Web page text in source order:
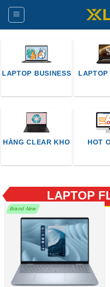
Bỏ
nội
LAPTOP BUSINESS
HÀNG CLEAR KHO HOT
LAPTOP
Brand New